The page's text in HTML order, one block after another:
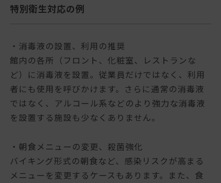
特別衛生対応の例
・消毒液の設置、利用の推奨
館内の各所（フロント、化粧室、レストランな
ど）に消毒液を設置。従業員だけではなく、利用
者にも使用を呼びかけます。さらに通常の消毒液
ではなく、アルコール系などのより強力な消毒液
を設置する施設も少なくありません。
・朝食メニューの変更、殺菌強化
バイキング形式の朝食など、感染リスクが高まる
メニューを変更するケースもあります。また、食